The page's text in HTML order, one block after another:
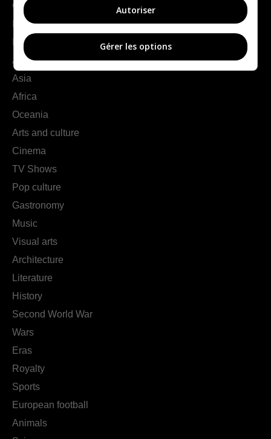
Geography
France
Europe
Americas
Asia
Africa
Oceania
Arts and culture
Cinema
TV Shows
Pop culture
Gastronomy
Music
Visual arts
Architecture
Literature
History
Second World War
Wars
Eras
Royalty
Sports
European football
Animals
Autoriser
Gérer les options